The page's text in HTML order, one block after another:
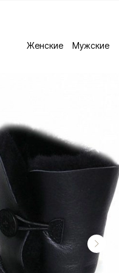
Женские Мужские